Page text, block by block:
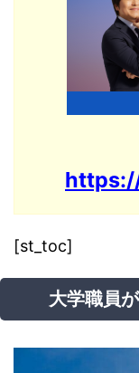
[st_toc]
大学職員